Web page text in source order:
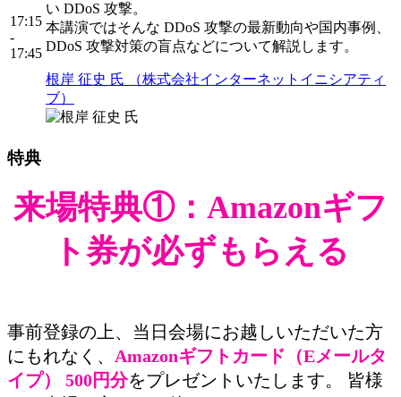
17:15
-
17:45
い DDoS 攻撃。
本講演ではそんな DDoS 攻撃の最新動向や国内事例、
DDoS 攻撃対策の盲点などについて解説します。
根岸 征史 氏 （株式会社インターネットイニシアティ
ブ）
特典
来場特典①：Amazonギフ
ト券が必ずもらえる
事前登録の上、当日会場にお越しいただいた方
にもれなく、 Amazonギフトカード（Eメールタ
イプ） 500円分をプレゼントいたします。 皆様